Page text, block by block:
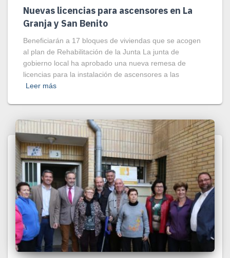
Nuevas licencias para ascensores en La
Granja y San Benito
Beneficiarán a 17 bloques de viviendas que se acogen
al plan de Rehabilitación de la Junta La junta de
gobierno local ha aprobado una nueva remesa de
licencias para la instalación de ascensores a las
Leer más